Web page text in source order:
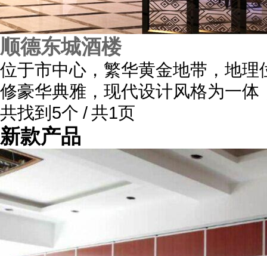
顺德东城酒楼
位于市中心，繁华黄金地带，地
修豪华典雅，现代设计风格为一体
共找到5个 / 共1页
新款产品